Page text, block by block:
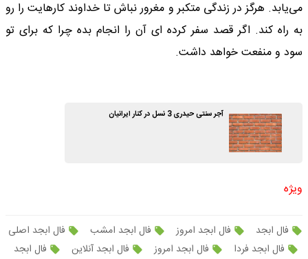
می‌یابد. هرگز در زندگی متکبر و مغرور نباش تا خداوند کارهایت را رو
به راه کند. اگر قصد سفر کرده ای آن را انجام بده چرا که برای تو
سود و منفعت خواهد داشت.
آجر سنتی حیدری 3 نسل در کنار ایرانیان
ویژه
فال ابجد فال ابجد امروز فال ابجد امشب
فال ابجد اصلی
فال ابجد فردا
فال ابجد امروز فال ابجد آنلاین
فال ابجد